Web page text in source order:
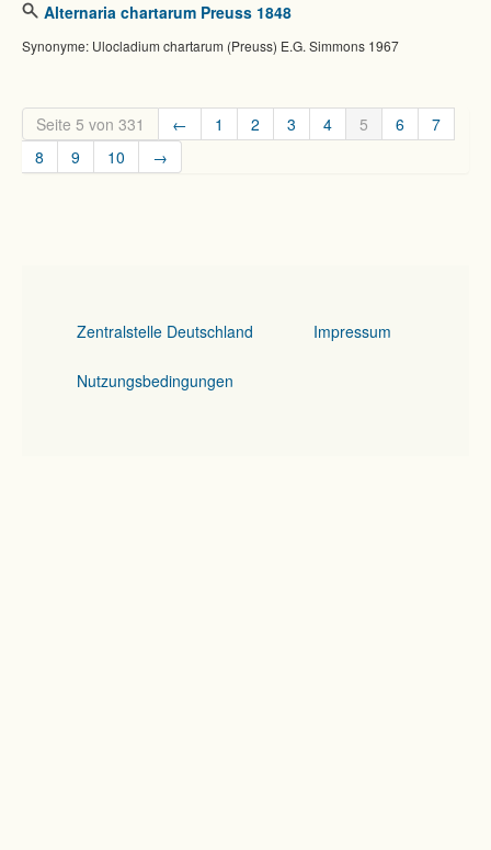
Alternaria chartarum Preuss 1848
Synonyme: Ulocladium chartarum (Preuss) E.G. Simmons 1967
Seite 5 von 331 ← 1 2 3 4 5 6
7
8
9 10 →
Zentralstelle Deutschland Impressum
Nutzungsbedingungen